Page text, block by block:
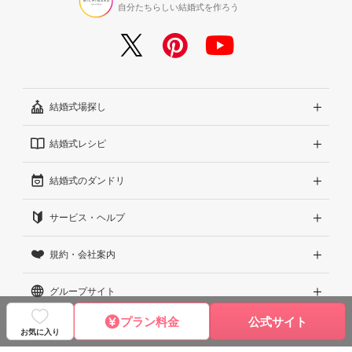
お気に入り
プラン料金 公式サイト
自分たちらしい結婚式を作ろう
結婚式場探し
エリアから探す
こだわりから探す
雰囲気から探す
見積りから探す
ランキングから探す
アワード受賞会場から探す
結婚式レシピ
結婚式準備レポート『ハナレポ』
結婚式当日の動画『ムビレポ』
結婚式のダンドリ
結婚準備ガイド
Wedding Park Magazine
結婚お悩みQ&A
サービス・ヘルプ
サイトコンセプト
はじめての方へ
運営方針（クチコミへの取り組み）
規約・会社案内
利用規約
プライバシーポリシー
グループサイト
Wedding Park 海外©2026 WEDDING PARK CO., LTD.